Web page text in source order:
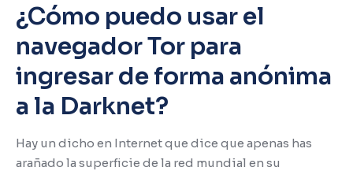
¿Cómo puedo usar el
navegador Tor para
ingresar de forma anónima
a la Darknet?
Hay un dicho en Internet que dice que apenas has
arañado la superficie de la red mundial en su